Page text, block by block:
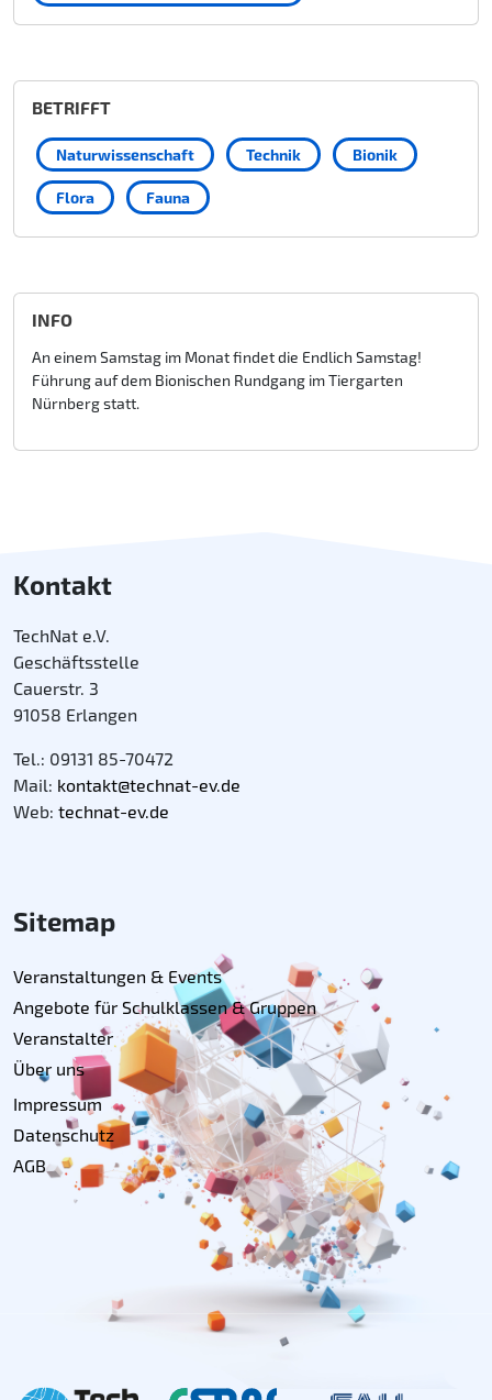
BETRIFFT
Naturwissenschaft Technik Bionik
Flora Fauna
INFO
An einem Samstag im Monat findet die Endlich Samstag!
Führung auf dem Bionischen Rundgang im Tiergarten
Nürnberg statt.
Kontakt
TechNat e.V.
Geschäftsstelle
Cauerstr. 3
91058 Erlangen
Tel.: 09131 85-70472
Mail: kontakt@technat-ev.de
Web: technat-ev.de
Sitemap
Veranstaltungen & Events
Angebote für Schulklassen & Gruppen
Veranstalter
Über uns
Impressum
Datenschutz
AGB